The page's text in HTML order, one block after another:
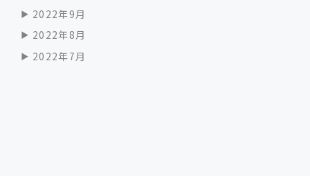
2022年9月
2022年8月
2022年7月